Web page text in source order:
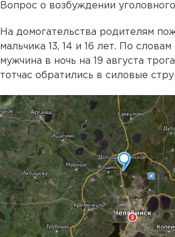
Вопрос о возбуждении
На домогательства родителям
мальчика 13, 14 и 16 лет. По
мужчина в ночь на 19 августа
тотчас обратились в силовые